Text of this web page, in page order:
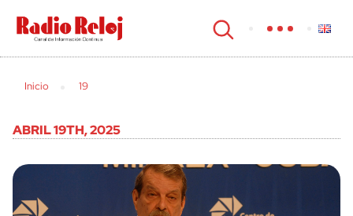
cerrar
Inicio 19
ABRIL 19TH, 2025